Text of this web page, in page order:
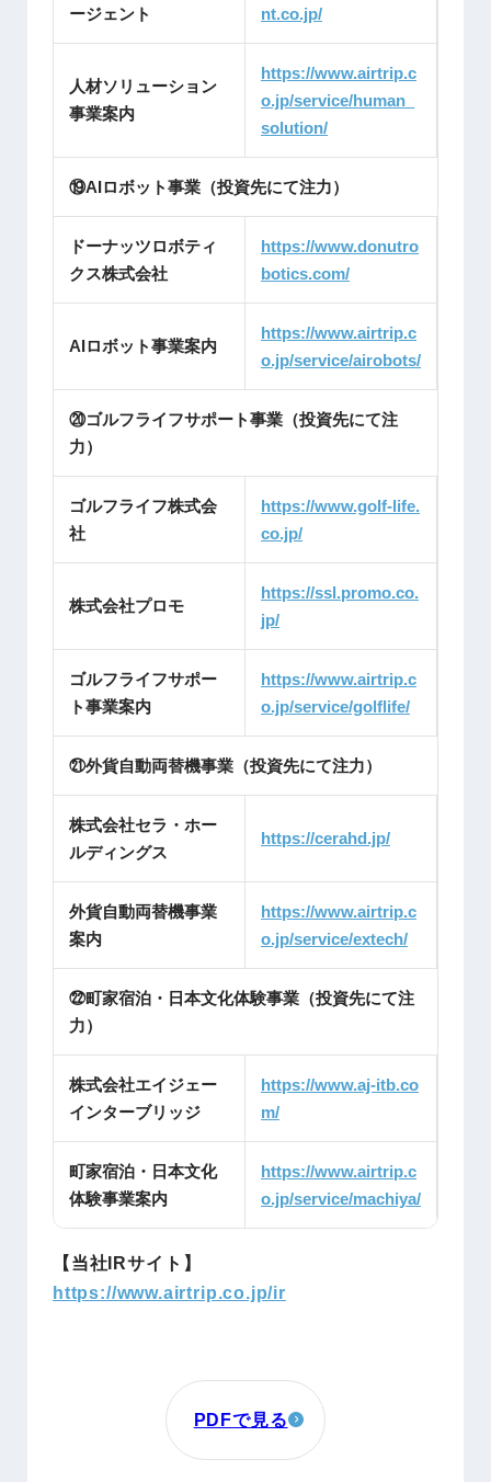
ージェント
nt.co.jp/
人材ソリューション
事業案内
https://www.airtrip.c
o.jp/service/human_
solution/
⑲AIロボット事業（投資先にて注力）
ドーナッツロボティ
クス株式会社
https://www.donutro
botics.com/
AIロボット事業案内
https://www.airtrip.c
o.jp/service/airobots/
⑳ゴルフライフサポート事業（投資先にて注
力）
ゴルフライフ株式会
社
https://www.golf-life.
co.jp/
株式会社プロモ
https://ssl.promo.co.
jp/
ゴルフライフサポー
ト事業案内
https://www.airtrip.c
o.jp/service/golflife/
㉑外貨自動両替機事業（投資先にて注力）
株式会社セラ・ホー
ルディングス
https://cerahd.jp/
外貨自動両替機事業
案内
https://www.airtrip.c
o.jp/service/extech/
㉒町家宿泊・日本文化体験事業（投資先にて注
力）
株式会社エイジェー
インターブリッジ
https://www.aj-itb.co
m/
町家宿泊・日本文化
体験事業案内
https://www.airtrip.c
o.jp/service/machiya/
【当社IRサイト】
https://www.airtrip.co.jp/ir
PDFで見る